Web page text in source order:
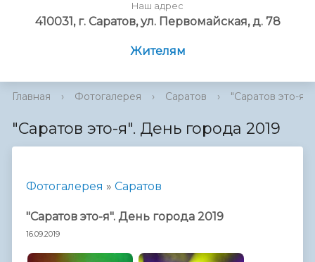
Наш адрес
410031, г. Саратов, ул. Первомайская, д. 78
Жителям
Главная › Фотогалерея › Саратов › "Саратов это-я".
"Саратов это-я". День города 2019
Фотогалерея » Саратов
"Саратов это-я". День города 2019
16.09.2019